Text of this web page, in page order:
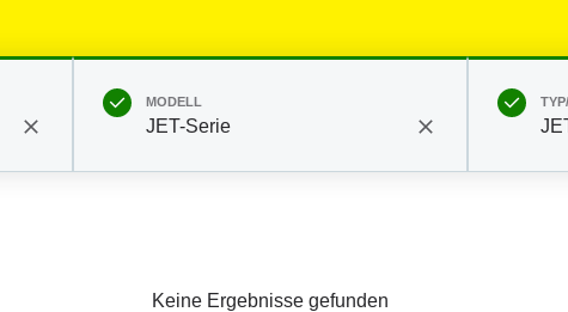
MODELL
JET-Serie
Keine Ergebnisse gefunden